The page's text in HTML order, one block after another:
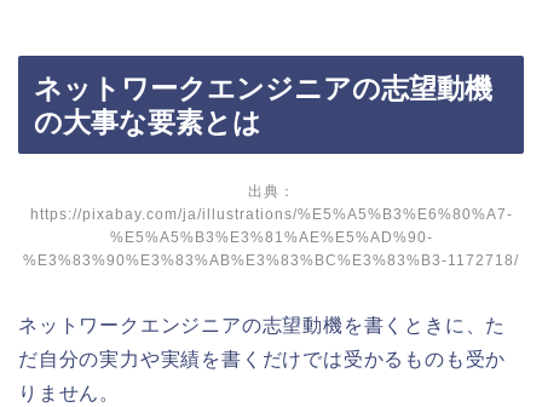
ネットワークエンジニアの志望動機
の大事な要素とは
出典：
https://pixabay.com/ja/illustrations/%E5%A5%B3%E6%80%A7-
%E5%A5%B3%E3%81%AE%E5%AD%90-
%E3%83%90%E3%83%AB%E3%83%BC%E3%83%B3-1172718/
ネットワークエンジニアの志望動機を書くときに、た
だ自分の実力や実績を書くだけでは受かるものも受か
りません。